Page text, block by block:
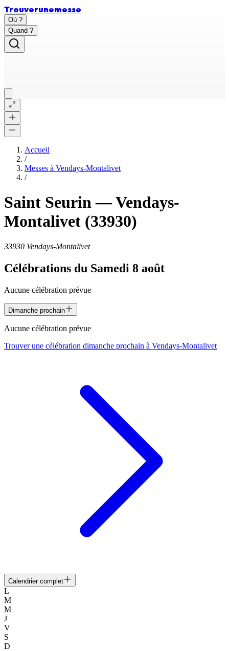
Trouverunemesse
Où ?
Quand ?
Accueil
/
Messes à Vendays-Montalivet
/
Saint Seurin—Vendays-
Montalivet (33930)
33930 Vendays-Montalivet
Célébrations du Samedi 8 août
Aucune célébration prévue
Dimanche prochain
Aucune célébration prévue
Trouver une célébration dimanche prochain à Vendays-Montalivet
Calendrier complet
L
M
M
J
V
S
D